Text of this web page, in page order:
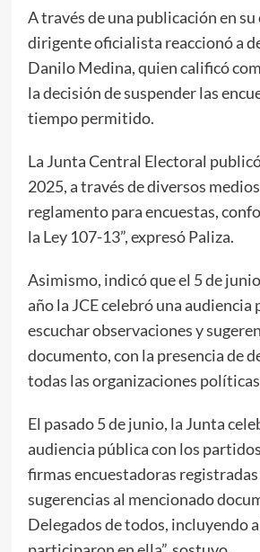
A través de una publicación en su
dirigente oficialista reaccionó a
Danilo Medina, quien calificó
la decisión de suspender las
tiempo permitido.
La Junta Central Electoral
2025, a través de diversos
reglamento para encuestas,
la Ley 107-13”, expresó Paliza.
Asimismo, indicó que el 5 de
año la JCE celebró una audiencia
escuchar observaciones y
documento, con la presencia de
todas las organizaciones
El pasado 5 de junio, la Junta
audiencia pública con los
firmas encuestadoras
sugerencias al mencionado
Delegados de todos, incluyendo